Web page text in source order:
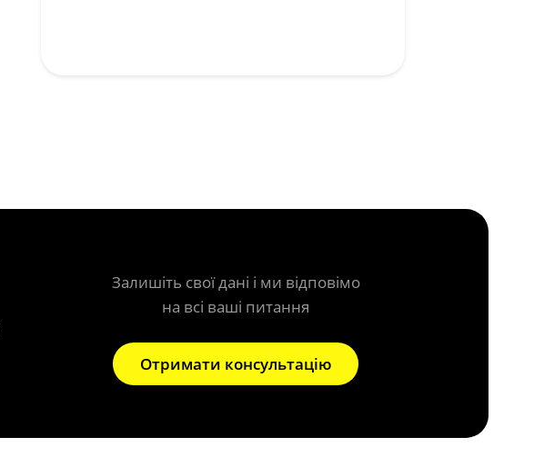
Залишіть свої дані і ми відповімо
на всі ваші питання
Отримати консультацію